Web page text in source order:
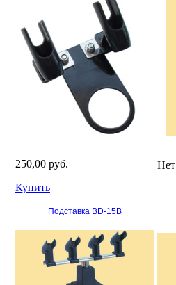
250,00 руб.
Купить
Подставка BD-15B